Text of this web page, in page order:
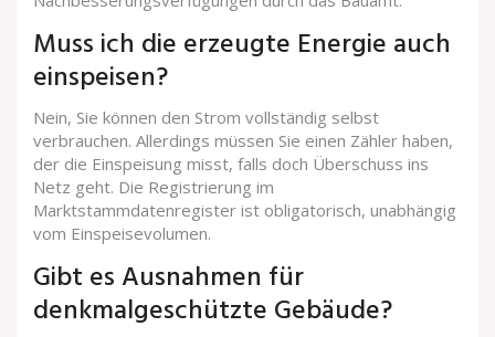
Muss ich die erzeugte Energie auch
einspeisen?
Nein, Sie können den Strom vollständig selbst
verbrauchen. Allerdings müssen Sie einen Zähler haben,
der die Einspeisung misst, falls doch Überschuss ins
Netz geht. Die Registrierung im
Marktstammdatenregister ist obligatorisch, unabhängig
vom Einspeisevolumen.
Gibt es Ausnahmen für
denkmalgeschützte Gebäude?